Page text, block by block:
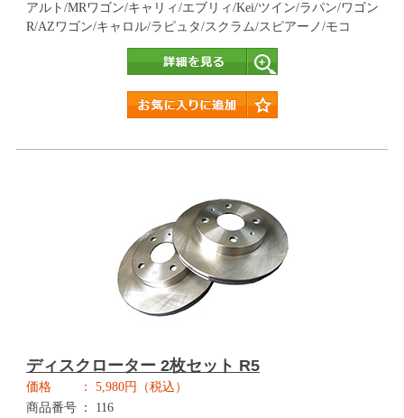
アルト/MRワゴン/キャリィ/エブリィ/Kei/ツイン/ラパン/ワゴン
R/AZワゴン/キャロル/ラピュタ/スクラム/スピアーノ/モコ
ディスクローター 2枚セット R5
価格
5,980円（税込）
商品番号
116